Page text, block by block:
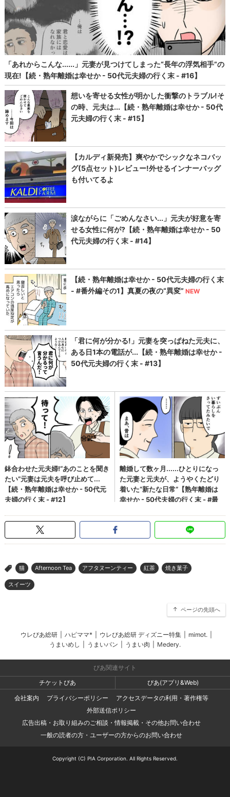
> 猫 Afternoon Tea アフタヌーンティー 紅茶 焼き菓子
スイーツ
ページの先頭へ
ウレぴあ総研 ハピママ* ウレぴあ総研 ディズニー特集 mimot.
うまいめし
うまいパン うまい肉 Medery.
ぴあ関連サイト
チケットぴあ
ぴあ(アプリ&Web)
会社案内
プライバシーポリシー
アクセスデータの利用・著作権等
外部送信ポリシー
広告出稿・お取り組みのご相談・情報掲載・その他お問い合わせ
一般の読者の方・ユーザーの方からのお問い合わせ
Copyright (C) PIA Corporation. All Rights Reserved.